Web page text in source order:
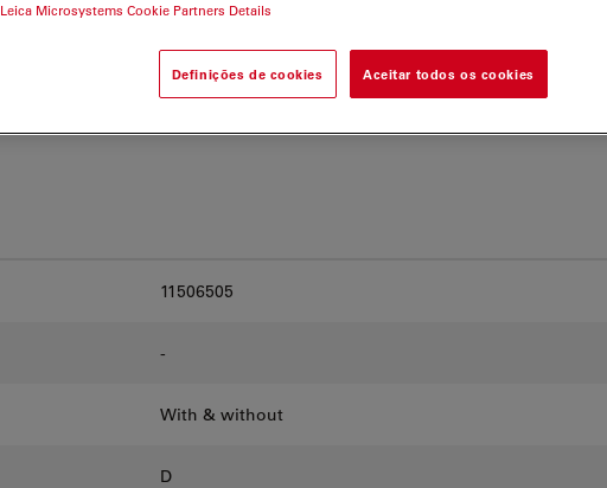
11506505
-
With & without
D
Leica Microsystems Cookie Partners Details
Definições de cookies Aceitar todos os cookies